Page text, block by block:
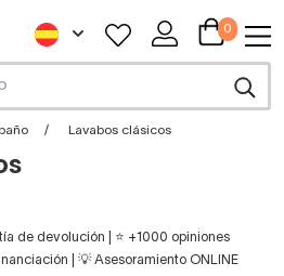
0
Lavabos clásicos
de devolución | ⭐ +1000 opiniones
| 💡 Asesoramiento ONLINE